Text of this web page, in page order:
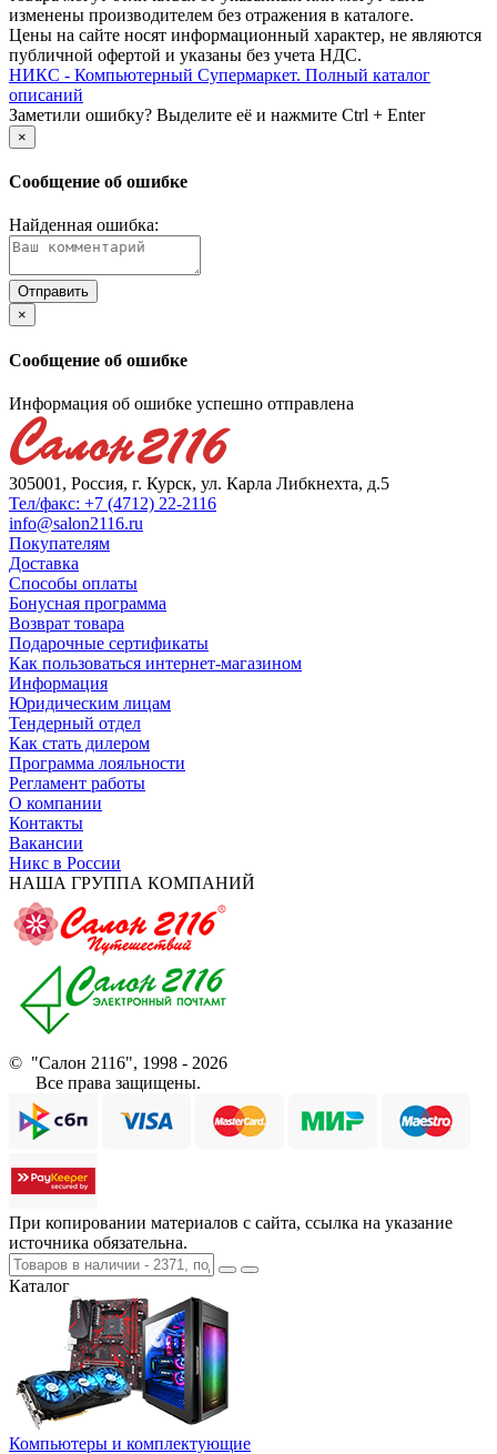
изменены производителем без отражения в каталоге.
Цены на сайте носят информационный характер, не являются
публичной офертой и указаны без учета НДС.
НИКС - Компьютерный Cупермаркет. Полный каталог
описаний
Заметили ошибку? Выделите её и нажмите Ctrl + Enter
×
Сообщение об ошибке
Найденная ошибка:
×
Сообщение об ошибке
Информация об ошибке успешно отправлена
305001, Россия, г. Курск, ул. Карла Либкнехта, д.5
Тел/факс: +7 (4712) 22-2116
info@salon2116.ru
Покупателям
Доставка
Способы оплаты
Бонусная программа
Возврат товара
Подарочные сертификаты
Как пользоваться интернет-магазином
Информация
Юридическим лицам
Тендерный отдел
Как стать дилером
Программа лояльности
Регламент работы
О компании
Контакты
Вакансии
Никс в России
НАША ГРУППА КОМПАНИЙ
© "Салон 2116", 1998 - 2026
Все права защищены.
При копировании материалов с сайта, ссылка на указание
источника обязательна.
Каталог
Компьютеры и комплектующие